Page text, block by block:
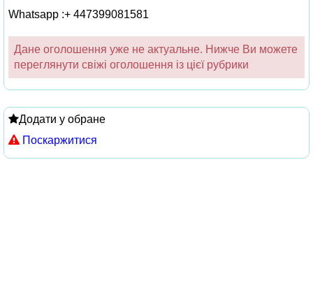
Whatsapp :+ 447399081581
Дане оголошення уже не актуальне. Нижче Ви можете
переглянути свіжі оголошення із цієї рубрики
Додати у обране
Поскаржитися